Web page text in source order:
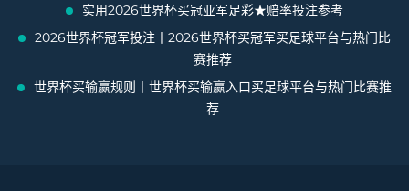
实用2026世界杯买冠亚军足彩★赔率投注参考
2026世界杯冠军投注丨2026世界杯买冠军买足球平台与热门比
赛推荐
世界杯买输赢规则丨世界杯买输赢入口买足球平台与热门比赛推
荐